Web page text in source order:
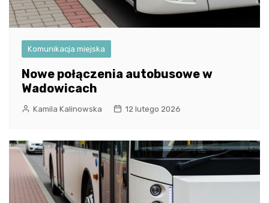
Komunikacja miejska
Nowe połączenia autobusowe w
Wadowicach
Kamila Kalinowska 12 lutego 2026